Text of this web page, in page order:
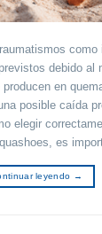
como
debido al
en
posible caída
elegir
es
leyendo →